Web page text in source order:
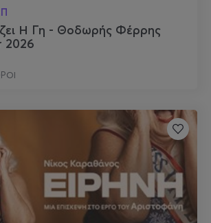
Η Γη - Θοδωρής Φέρρης
2026